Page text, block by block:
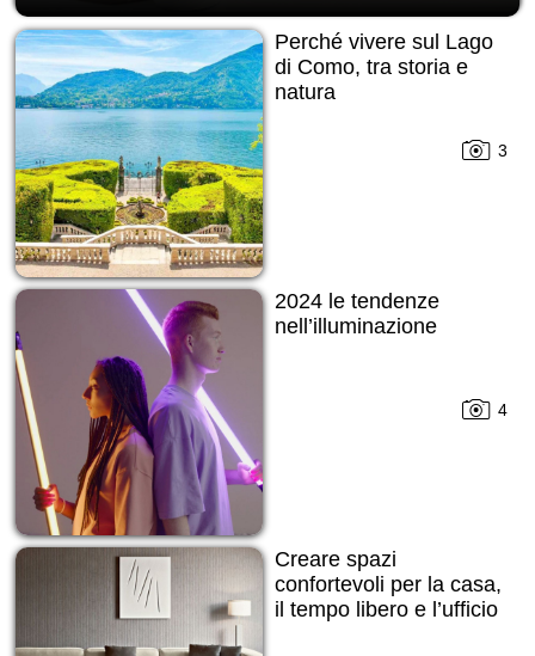
Perché vivere sul Lago
di Como, tra storia e
natura
3
2024 le tendenze
nell’illuminazione
4
Creare spazi
confortevoli per la casa,
il tempo libero e l’ufficio